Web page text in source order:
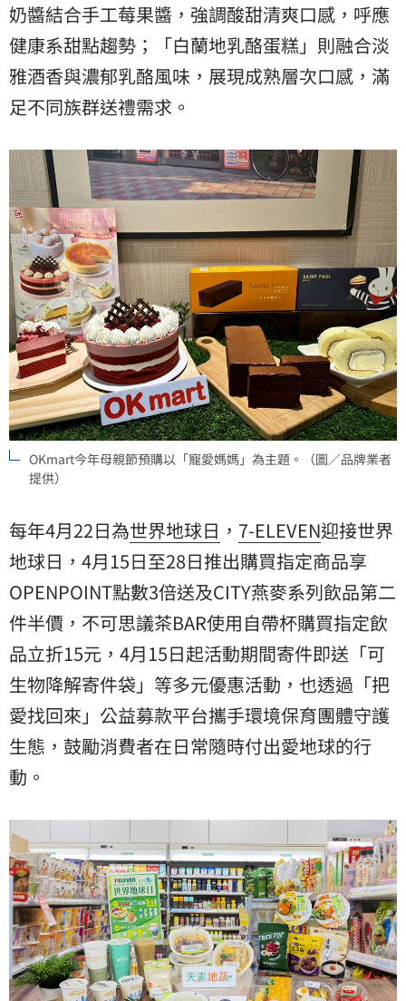
奶醬結合手工莓果醬，強調酸甜清爽口感，呼應
健康系甜點趨勢；「白蘭地乳酪蛋糕」則融合淡
雅酒香與濃郁乳酪風味，展現成熟層次口感，滿
足不同族群送禮需求。
OKmart今年母親節預購以「寵愛媽媽」為主題。（圖／品牌業者
提供）
每年4月22日為世界地球日 ， 7-ELEVEN迎接世界
地球日，4月15日至28日推出購買指定商品享
OPENPOINT點數3倍送及CITY燕麥系列飲品第二
件半價，不可思議茶BAR使用自帶杯購買指定飲
品立折15元，4月15日起活動期間寄件即送「可
生物降解寄件袋」等多元優惠活動，也透過「把
愛找回來」公益募款平台攜手環境保育團體守護
生態，鼓勵消費者在日常隨時付出愛地球的行
動。